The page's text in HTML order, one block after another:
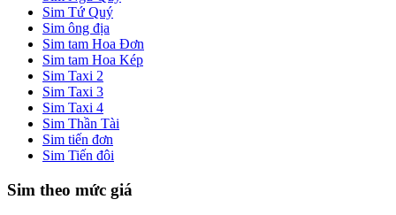
Sim Tứ Quý
Sim ông địa
Sim tam Hoa Đơn
Sim tam Hoa Kép
Sim Taxi 2
Sim Taxi 3
Sim Taxi 4
Sim Thần Tài
Sim tiến đơn
Sim Tiến đôi
Sim theo mức giá